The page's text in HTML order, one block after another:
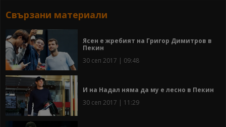
Свързани материали
Ясен е жребият на Григор Димитров в
Пекин
30 сеп 2017 | 09:48
И на Надал няма да му е лесно в Пекин
30 сеп 2017 | 11:29